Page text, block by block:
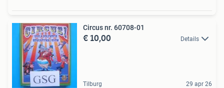
Circus nr. 60708-01
€ 10,00 Details
Tilburg 29 apr 26